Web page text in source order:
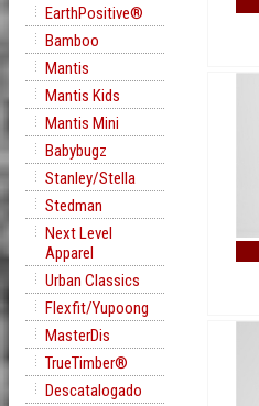
EarthPositive®
Bamboo
Mantis
Mantis Kids
Mantis Mini
Babybugz
Stanley/Stella
Stedman
Next Level
Apparel
Urban Classics
Flexfit/Yupoong
MasterDis
TrueTimber®
Descatalogado